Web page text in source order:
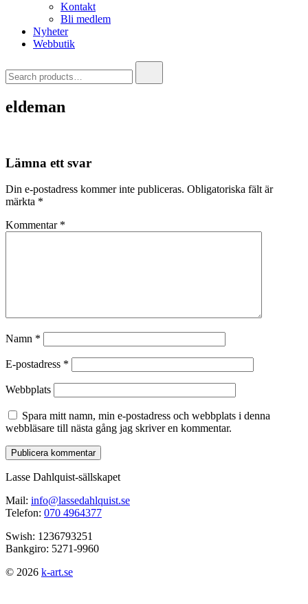
Kontakt
Bli medlem
Nyheter
Webbutik
for:
eldeman
Lämna ett svar
Din e-postadress kommer inte publiceras. Obligatoriska fält är
märkta *
Kommentar *
Namn *
E-postadress *
Webbplats
Spara mitt namn, min e-postadress och webbplats i denna
webbläsare till nästa gång jag skriver en kommentar.
Lasse Dahlquist-sällskapet
Mail: info@lassedahlquist.se
Telefon: 070 4964377
Swish: 1236793251
Bankgiro: 5271-9960
© 2026 k-art.se